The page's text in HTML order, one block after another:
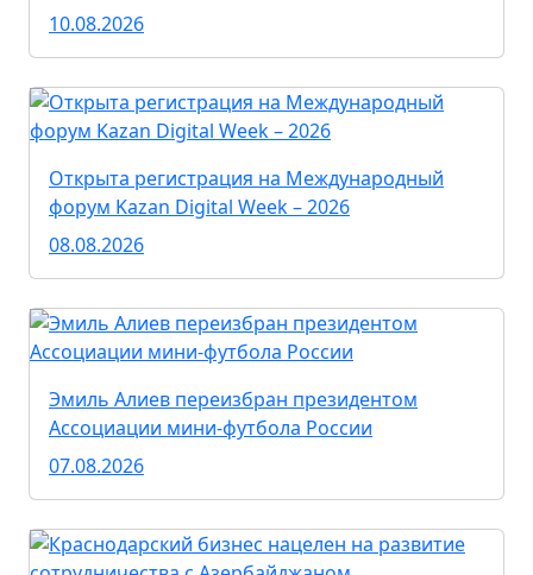
10.08.2026
Открыта регистрация на Международный
форум Kazan Digital Week – 2026
08.08.2026
Эмиль Алиев переизбран президентом
Ассоциации мини-футбола России
07.08.2026